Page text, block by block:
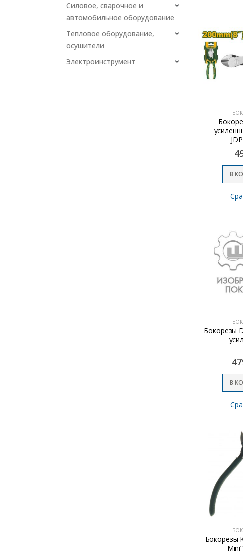
В
Бокорезы
В
Бокорезы
Силовое, сварочное и
автомобильное оборудование
Тепловое оборудование,
осушители
Электроинструмент